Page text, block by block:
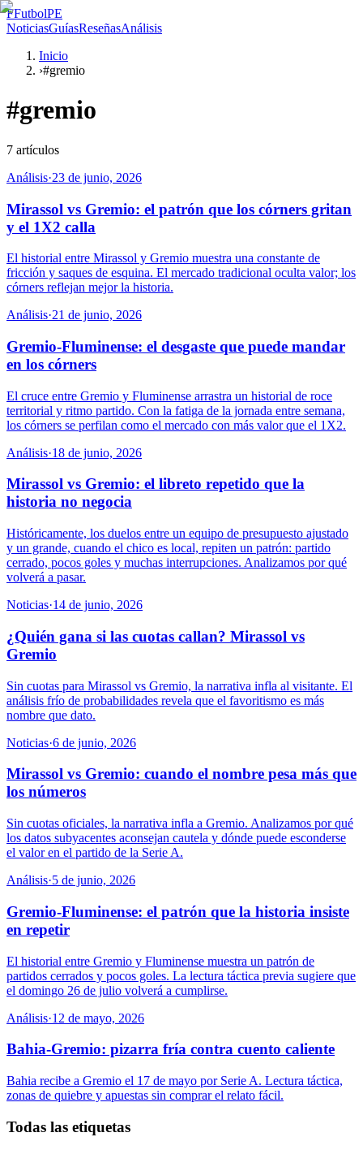
FFutbolPE
NoticiasGuíasReseñasAnálisis
Inicio
›#gremio
#gremio
7 artículos
Análisis·23 de junio, 2026
Mirassol vs Gremio: el patrón que los córners gritan
y el 1X2 calla
El historial entre Mirassol y Gremio muestra una constante de
fricción y saques de esquina. El mercado tradicional oculta valor; los
córners reflejan mejor la historia.
Análisis·21 de junio, 2026
Gremio-Fluminense: el desgaste que puede mandar
en los córners
El cruce entre Gremio y Fluminense arrastra un historial de roce
territorial y ritmo partido. Con la fatiga de la jornada entre semana,
los córners se perfilan como el mercado con más valor que el 1X2.
Análisis·18 de junio, 2026
Mirassol vs Gremio: el libreto repetido que la
historia no negocia
Históricamente, los duelos entre un equipo de presupuesto ajustado
y un grande, cuando el chico es local, repiten un patrón: partido
cerrado, pocos goles y muchas interrupciones. Analizamos por qué
volverá a pasar.
Noticias·14 de junio, 2026
¿Quién gana si las cuotas callan? Mirassol vs
Gremio
Sin cuotas para Mirassol vs Gremio, la narrativa infla al visitante. El
análisis frío de probabilidades revela que el favoritismo es más
nombre que dato.
Noticias·6 de junio, 2026
Mirassol vs Gremio: cuando el nombre pesa más que
los números
Sin cuotas oficiales, la narrativa infla a Gremio. Analizamos por qué
los datos subyacentes aconsejan cautela y dónde puede esconderse
el valor en el partido de la Serie A.
Análisis·5 de junio, 2026
Gremio-Fluminense: el patrón que la historia insiste
en repetir
El historial entre Gremio y Fluminense muestra un patrón de
partidos cerrados y pocos goles. La lectura táctica previa sugiere que
el domingo 26 de julio volverá a cumplirse.
Análisis·12 de mayo, 2026
Bahia-Gremio: pizarra fría contra cuento caliente
Bahia recibe a Gremio el 17 de mayo por Serie A. Lectura táctica,
zonas de quiebre y apuestas sin comprar el relato fácil.
Todas las etiquetas